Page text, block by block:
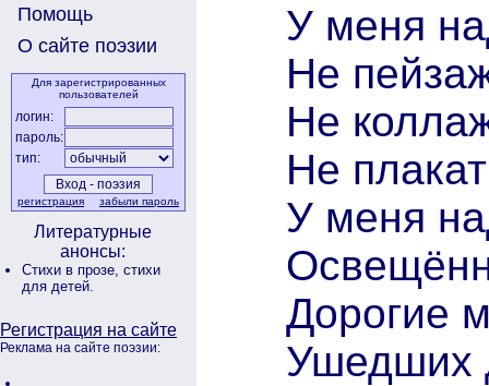
Помощь
О сайте поэзии
Для зарегистрированных
пользователей
логин:
пароль:
тип:
регистрация забыли пароль
Литературные
анонсы:
Стихи в прозе, стихи
для детей.
Регистрация на сайте
Реклама на сайте поэзии:
У меня
Не
Не
Не
У меня
Дорогие
Ушедших